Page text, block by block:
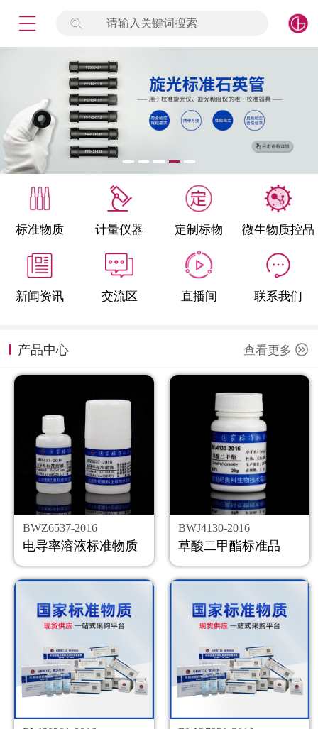
请输入关键词搜索
标准物质 计量仪器 定制标物 微生物质控品
新闻资讯 交流区 直播间 联系我们
产品中心 查看更多
BWZ6537-2016
电导率溶液标准物质
BWJ4130-2016
草酸二甲酯标准品
签到
标准物质
产品专项
微生物检测/质控品
定制标物
定制仪器
新闻资讯
公司主页
购物车
会员中心
联系我们
返回主页